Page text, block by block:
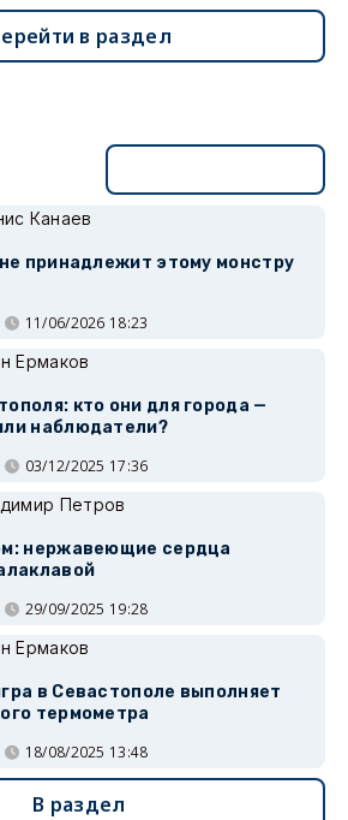
в раздел
Канаев
принадлежит этому монстру
11/06/2026 18:23
Ермаков
кто они для города —
наблюдатели?
03/12/2025 17:36
Петров
нержавеющие сердца
29/09/2025 19:28
Ермаков
в Севастополе выполняет
термометра
18/08/2025 13:48
В раздел